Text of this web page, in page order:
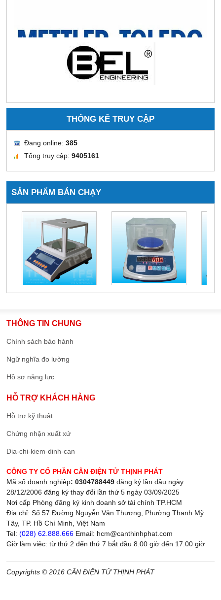
THỐNG KÊ TRUY CẬP
Đang online:385
Tổng truy cập:9405161
SẢN PHẨM BÁN CHẠY
THÔNG TIN CHUNG
Chính sách bảo hành
Ngữ nghĩa đo lường
Hồ sơ năng lực
HỖ TRỢ KHÁCH HÀNG
Hỗ trợ kỹ thuật
Chứng nhận xuất xứ
Dia-chi-kiem-dinh-can
CÔNG TY CỔ PHẦN CÂN ĐIỆN TỬ THỊNH PHÁT
Mã số doanh nghiệp: 0304788449 đăng ký lần đầu ngày
28/12/2006 đăng ký thay đổi lần thứ 5 ngày 03/09/2025
Nơi cấp Phòng đăng ký kinh doanh sở tài chính TP.HCM
Địa chỉ: Số 57 Đường Nguyễn Văn Thương, Phường Thạnh Mỹ
Tây, TP. Hồ Chí Minh, Việt Nam
Tel:(028) 62.888.666 Email: hcm@canthinhphat.com
Giờ làm việc: từ thứ 2 đến thứ 7 bắt đầu 8.00 giờ đến 17.00 giờ
Copyrights © 2016 CÂN ĐIỆN TỬ THỊNH PHÁT